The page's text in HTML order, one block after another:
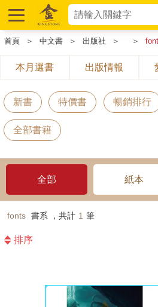
首頁 ＞ 中文書 ＞ 出版社 ＞ ＞
本月選書 出版情報
新書 特價書 暢銷排行
全部書籍
全部 紙本
fonts 書系 ，共計 1 筆
排序